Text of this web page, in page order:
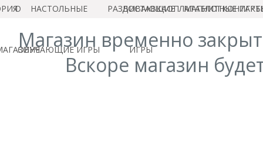
О НАСТОЛЬНЫЕ
ОБУЧАЮЩИЕ ИГРЫ
РАЗВИВАЮЩИЕ
ИГРЫ
МАГНИТНЫЕ ИГРЫ
ДОСТАВКАОПЛАТАБЛОГ
Магазин временно
Вскоре магазин